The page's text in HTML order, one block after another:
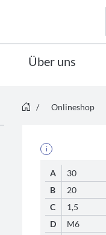
Über uns
/ Onlineshop
i
A
30
B
20
C
1,5
D
M6